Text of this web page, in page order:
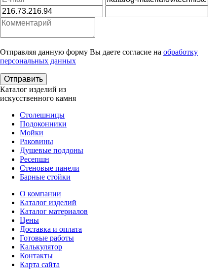
Отправляя данную форму Вы даете согласие на обработку
персональных данных
Каталог изделий из
искусственного камня
Столешницы
Подоконники
Мойки
Раковины
Душевые поддоны
Ресепшн
Стеновые панели
Барные стойки
О компании
Каталог изделий
Каталог материалов
Цены
Доставка и оплата
Готовые работы
Калькулятор
Контакты
Карта сайта